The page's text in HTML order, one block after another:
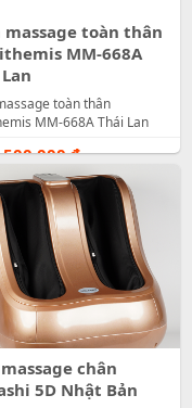
massage toàn thân
MM-668A
toàn thân
MM-668A Thái Lan
đ
chân
5D Nhật Bản